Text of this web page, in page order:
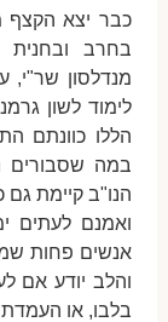
כבר יצא הקצף
בחרב
מנדלסון
לימוד לשון
הללו כוונתם
במה שסבורים
הנו"ב קיימת גם
ואמנם לעתים
אנשים פחות
והלב יודע אם
בלבו, או